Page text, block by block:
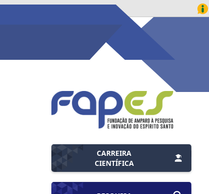
CARREIRA
CIENTÍFICA